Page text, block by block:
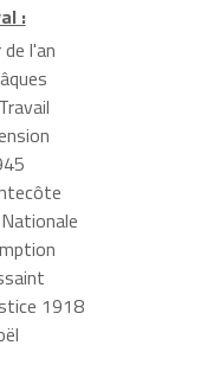
:
de l'an
1918